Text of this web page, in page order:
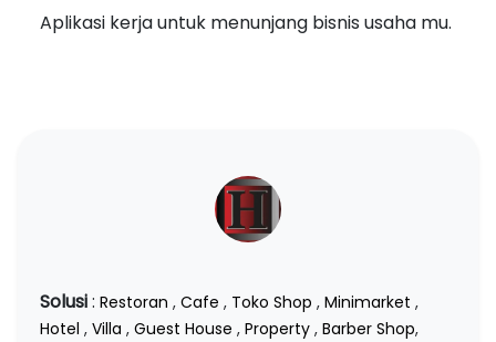
Aplikasi kerja untuk menunjang bisnis usaha mu.
Solusi: Restoran , Cafe , Toko Shop , Minimarket ,
Hotel , Villa , Guest House , Property , Barber Shop,